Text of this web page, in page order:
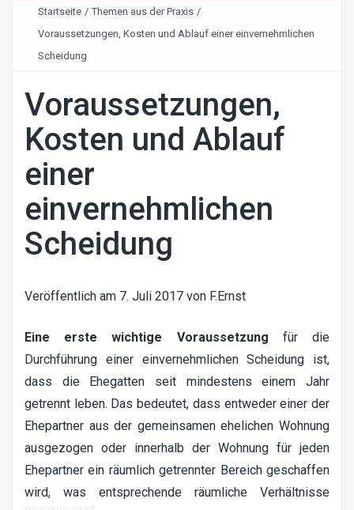
Startseite / Themen aus der Praxis /
Voraussetzungen, Kosten und Ablauf einer einvernehmlichen
Scheidung
Voraussetzungen,
Kosten und Ablauf
einer
einvernehmlichen
Scheidung
Veröffentlich am 7. Juli 2017 von F.Ernst
Eine erste wichtige Voraussetzung für die
Durchführung einer einvernehmlichen Scheidung ist,
dass die Ehegatten seit mindestens einem Jahr
getrennt leben. Das bedeutet, dass entweder einer der
Ehepartner aus der gemeinsamen ehelichen Wohnung
ausgezogen oder innerhalb der Wohnung für jeden
Ehepartner ein räumlich getrennter Bereich geschaffen
wird, was entsprechende räumliche Verhältnisse